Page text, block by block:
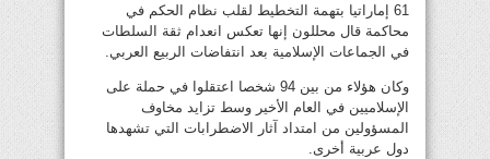
61 إماراتيا بتهمة التخطيط لقلب نظام الحكم في
محاكمة قال محللون إنها تعكس انعدام ثقة السلطات
في الجماعات الإسلامية بعد انتفاضات الربيع العربي.
وكان هؤلاء من بين 94 شخصا اعتقلوا في حملة على
الإسلاميين في العام الأخير وسط تزايد مخاوف
المسؤولين من امتداد آثار الاضطرابات التي تشهدها
دول عربية أخرى.